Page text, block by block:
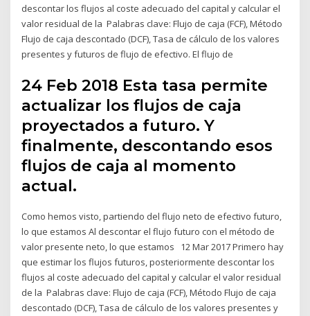
descontar los flujos al coste adecuado del capital y calcular el
valor residual de la Palabras clave: Flujo de caja (FCF), Método
Flujo de caja descontado (DCF), Tasa de cálculo de los valores
presentes y futuros de flujo de efectivo. El flujo de
24 Feb 2018 Esta tasa permite
actualizar los flujos de caja
proyectados a futuro. Y
finalmente, descontando esos
flujos de caja al momento
actual.
Como hemos visto, partiendo del flujo neto de efectivo futuro,
lo que estamos Al descontar el flujo futuro con el método de
valor presente neto, lo que estamos 12 Mar 2017 Primero hay
que estimar los flujos futuros, posteriormente descontar los
flujos al coste adecuado del capital y calcular el valor residual
de la Palabras clave: Flujo de caja (FCF), Método Flujo de caja
descontado (DCF), Tasa de cálculo de los valores presentes y